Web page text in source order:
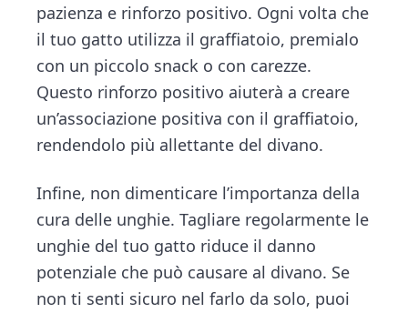
pazienza e rinforzo positivo. Ogni volta che
il tuo gatto utilizza il graffiatoio, premialo
con un piccolo snack o con carezze.
Questo rinforzo positivo aiuterà a creare
un’associazione positiva con il graffiatoio,
rendendolo più allettante del divano.
Infine, non dimenticare l’importanza della
cura delle unghie. Tagliare regolarmente le
unghie del tuo gatto riduce il danno
potenziale che può causare al divano. Se
non ti senti sicuro nel farlo da solo, puoi